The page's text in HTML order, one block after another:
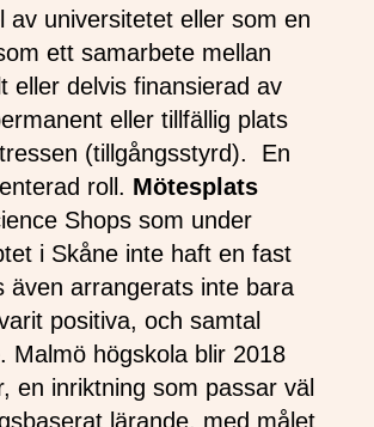
universitetet eller som en
ett samarbete mellan
eller delvis finansierad av
eller tillfällig plats
(tillgångsstyrd). En
roll. Mötesplats
Shops som under
i Skåne inte haft en fast
även arrangerats inte bara
positiva, och samtal
Malmö högskola blir 2018
en inriktning som passar väl
lärande, med målet